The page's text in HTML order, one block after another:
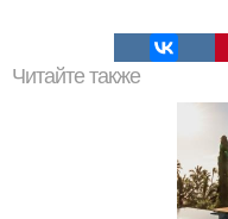
Читайте также